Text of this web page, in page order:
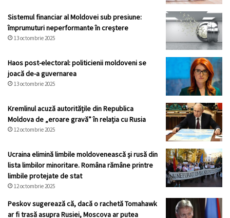
Sistemul financiar al Moldovei sub presiune:
împrumuturi neperformante în creștere
13 octombrie 2025
Haos post-electoral: politicienii moldoveni se
joacă de-a guvernarea
13 octombrie 2025
Kremlinul acuză autoritățile din Republica
Moldova de „eroare gravă” în relația cu Rusia
12 octombrie 2025
Ucraina elimină limbile moldovenească și rusă din
lista limbilor minoritare. Româna rămâne printre
limbile protejate de stat
12 octombrie 2025
Peskov sugerează că, dacă o rachetă Tomahawk
ar fi trasă asupra Rusiei, Moscova ar putea